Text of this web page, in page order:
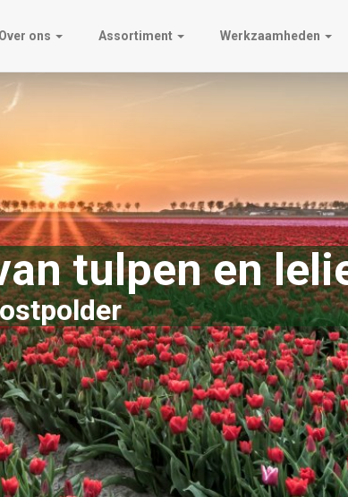
Over ons Assortiment Werkzaamheden
tulpen en